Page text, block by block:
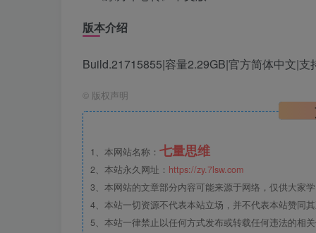
版本介绍
Build.21715855|容量2.29GB|官方简体中文|支
© 版权声明
1、本网站名称： 七量思维
2、本站永久网址： https://zy.7lsw.com
3、本网站的文章部分内容可能来源于网络，仅供大家
4、本站一切资源不代表本站立场，并不代表本站赞同
5、本站一律禁止以任何方式发布或转载任何违法的相